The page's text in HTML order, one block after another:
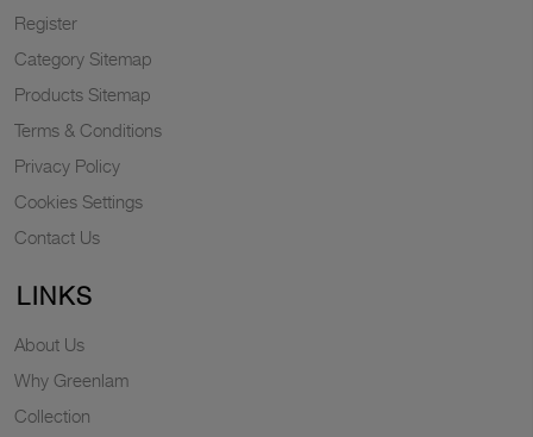
Register
Category Sitemap
Products Sitemap
Terms & Conditions
Privacy Policy
Cookies Settings
Contact Us
LINKS
About Us
Why Greenlam
Collection